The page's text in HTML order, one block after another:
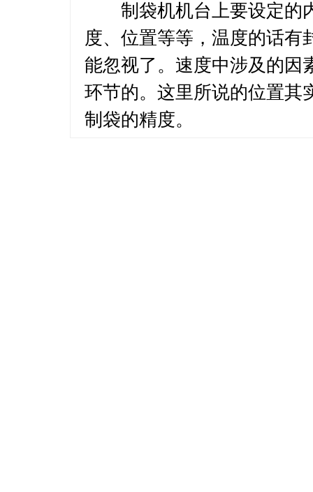
制袋机机台上要设定的内
度、位置等等，温度的话有
能忽视了。速度中涉及的因
环节的。这里所说的位置其
制袋的精度。